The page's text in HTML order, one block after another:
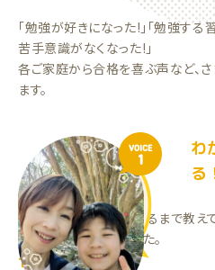
「勉強が好きになった!」「勉強する
苦手意識がなくなった!」
各ご家庭から合格を喜ぶ声など、
ます。
VOICE
1
わ
る
分からない問題は分かるまで教えて
勉強の習慣がつきました。
TYくん（小6）